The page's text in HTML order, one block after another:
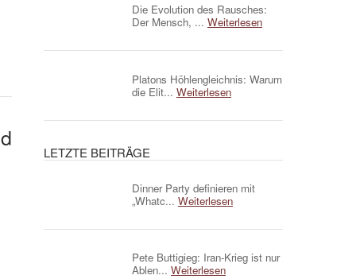
Die Evolution des Rausches:
Der Mensch, ... Weiterlesen
Platons Höhlengleichnis: Warum
die Elit... Weiterlesen
LETZTE BEITRÄGE
Dinner Party definieren mit
„Whatc... Weiterlesen
Pete Buttigieg: Iran-Krieg ist nur
Ablen... Weiterlesen